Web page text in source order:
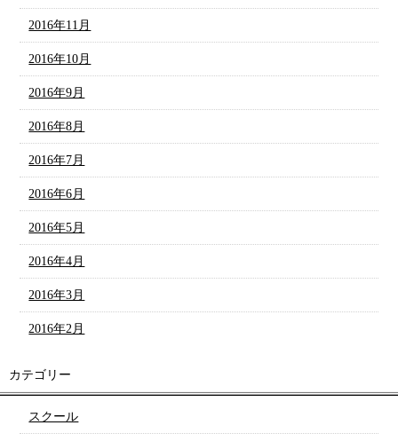
2016年11月
2016年10月
2016年9月
2016年8月
2016年7月
2016年6月
2016年5月
2016年4月
2016年3月
2016年2月
カテゴリー
スクール